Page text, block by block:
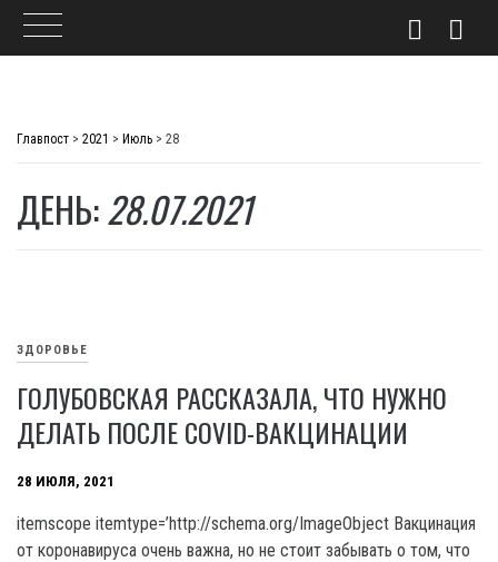
Главпост > 2021 > Июль > 28
ДЕНЬ:28.07.2021
ЗДОРОВЬЕ
ГОЛУБОВСКАЯ РАССКАЗАЛА, ЧТО НУЖНО
ДЕЛАТЬ ПОСЛЕ COVID-ВАКЦИНАЦИИ
28 ИЮЛЯ, 2021
itemscope itemtype=’http://schema.org/ImageObject Вакцинация
от коронавируса очень важна, но не стоит забывать о том, что